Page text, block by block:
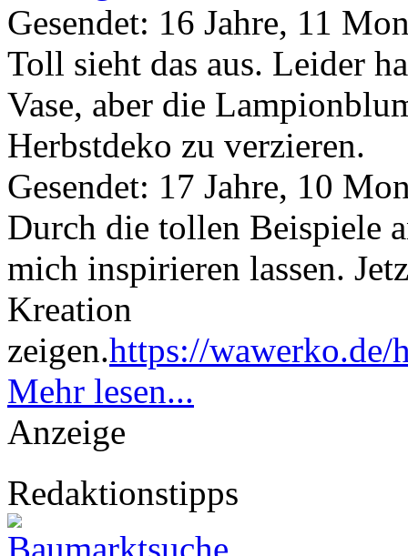
Gesendet: 16 Jahre, 11
Toll sieht das aus. Leider
Vase, aber die
Herbstdeko zu verzieren.
Gesendet: 17 Jahre, 10
Durch die tollen Beispiele
mich inspirieren lassen.
Kreation
zeigen.https://wawerko.de/
Mehr lesen...
Anzeige
Redaktionstipps